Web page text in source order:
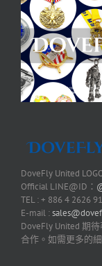
DoveFly United
Official LINE@ID：
TEL : + 886 4 2626
E-mail :
DoveFly United 期
合作。如需更多的